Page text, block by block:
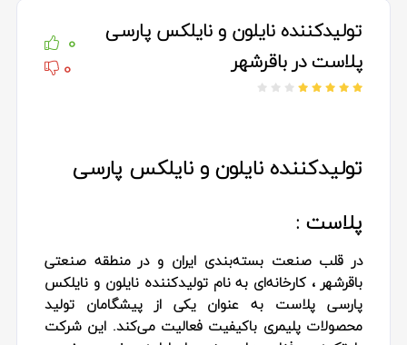
تولیدکننده نایلون و نایلکس پارسی
پلاست در باقرشهر
0
0
تولیدکننده نایلون و نایلکس پارسی
پلاست :
در قلب صنعت بسته‌بندی ایران و در منطقه صنعتی
باقرشهر ، کارخانه‌ای به نام تولیدکننده نایلون و نایلکس
پارسی پلاست به‌ عنوان یکی از پیشگامان تولید
محصولات پلیمری باکیفیت فعالیت می‌کند. این شرکت